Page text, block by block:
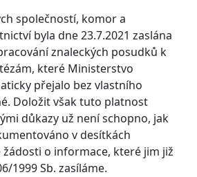
společností, komor a
byla dne 23.7.2021 zaslána
znaleckých posudků k
které Ministerstvo
přejalo bez vlastního
Doložit však tuto platnost
důkazy už není schopno, jak
v desítkách
žádosti o informace, které jim již
1999 Sb. zasíláme.